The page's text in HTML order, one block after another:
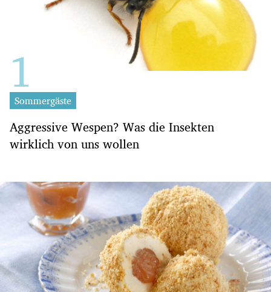
Sommergäste
Aggressive Wespen? Was die Insekten
wirklich von uns wollen